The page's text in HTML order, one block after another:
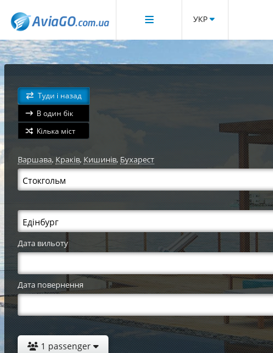
УКР
Туди і назад
В один бік
Кілька міст
Варшава,Краків,Кишинів,Бухарест
Дата вильоту
Дата повернення
1 passenger